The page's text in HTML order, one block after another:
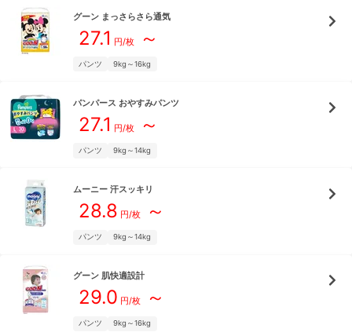
グーン まっさらさら通気
27.1 円/枚～
パンツ 9kg～16kg
パンパース おやすみパンツ
27.1 円/枚～
パンツ 9kg～14kg
ムーニー 汗スッキリ
28.8 円/枚～
パンツ 9kg～14kg
グーン 肌快適設計
29.0 円/枚～
パンツ 9kg～16kg